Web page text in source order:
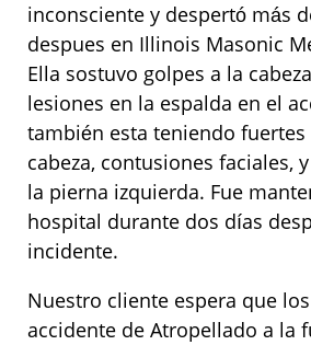
inconsciente y despertó más
despues en Illinois Masonic
Ella sostuvo golpes a la
lesiones en la espalda en el
también esta teniendo
cabeza, contusiones faciales,
la pierna izquierda. Fue
hospital durante dos días
incidente.
Nuestro cliente espera que
accidente de Atropellado a la